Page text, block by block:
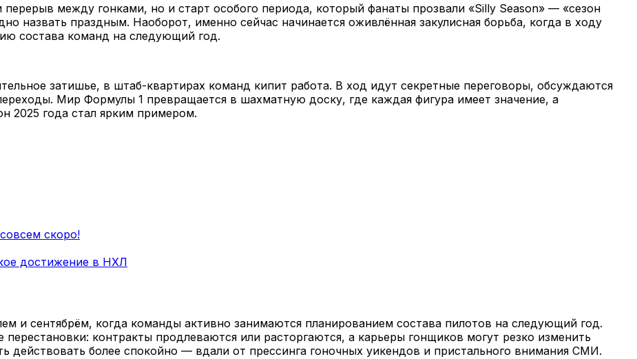
между гонками, но и старт особого периода, который фанаты прозвали «Silly Season» — «сезон
назвать праздным. Наоборот, именно сейчас начинается оживлённая закулисная борьба, когда в ходу
состава команд на следующий год.
затишье, в штаб-квартирах команд кипит работа. В ход идут секретные переговоры, обсуждаются
Мир Формулы 1 превращается в шахматную доску, где каждая фигура имеет значение, а
2025 года стал ярким примером.
скоро!
достижение в НХЛ
и сентябрём, когда команды активно занимаются планированием состава пилотов на следующий год.
контракты продлеваются или расторгаются, а карьеры гонщиков могут резко изменить
действовать более спокойно — вдали от прессинга гоночных уикендов и пристального внимания СМИ.